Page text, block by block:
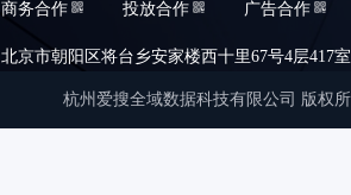
商务合作 投放合作 广告合作
北京市朝阳区将台乡安家楼西十里67号4层417室
杭州爱搜全域数据科技有限公司 版权